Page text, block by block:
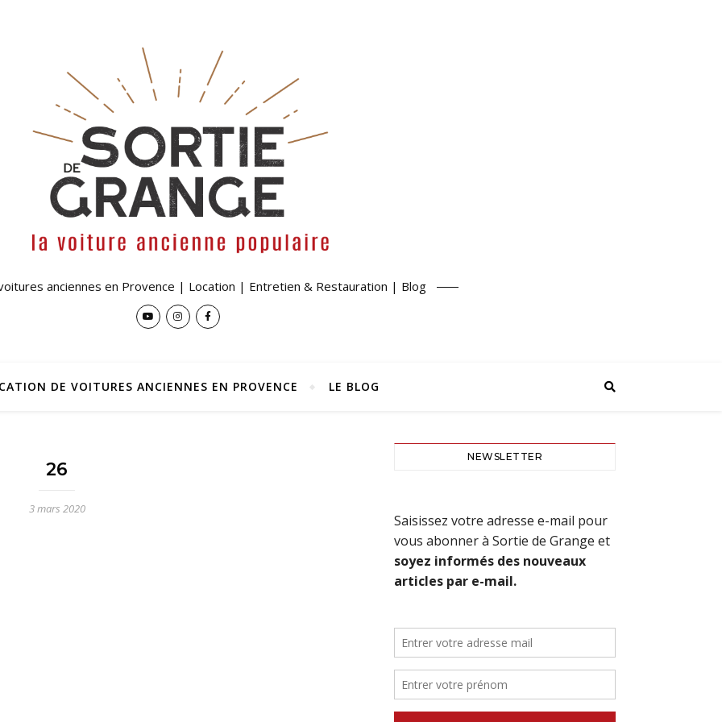
anciennes en Provence | Location | Entretien & Restauration | Blog
DE VOITURES ANCIENNES EN PROVENCE LE BLOG
26
3 mars 2020
NEWSLETTER